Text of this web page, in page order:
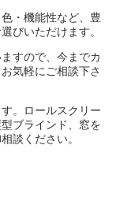
・機能性など、豊
びいただけます。
すので、今までカ
気軽にご相談下さ
。ロールスクリー
ブラインド、窓を
談ください。